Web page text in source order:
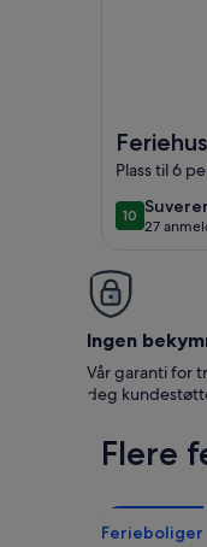
ved
bolmen
Plass til 6
1010 av 10
27
(27
Ingen
Vår garanti for
deg
Flere
Ferieboliger